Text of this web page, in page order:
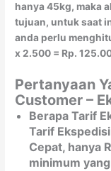
hanya 45kg, maka
tujuan, untuk saat
anda perlu
x 2.500 = Rp.
Pertanyaan
Customer –
Berapa Tarif
Tarif
Cepat, hanya
minimum